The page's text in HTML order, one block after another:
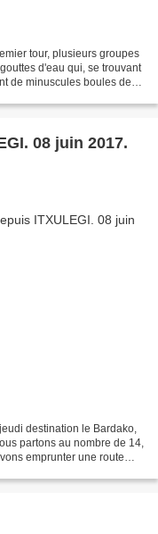
tour, plusieurs groupes
d'eau qui, se trouvant
de minuscules boules de
depuis ITXULEGI. 08 juin 2017.
destination le Bardako,
partons au nombre de 14,
emprunter une route